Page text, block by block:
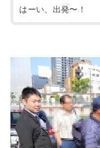
はーい、出発〜！